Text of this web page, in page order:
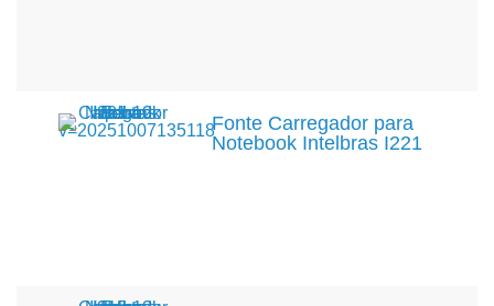
Fonte Carregador para
Notebook Intelbras I221